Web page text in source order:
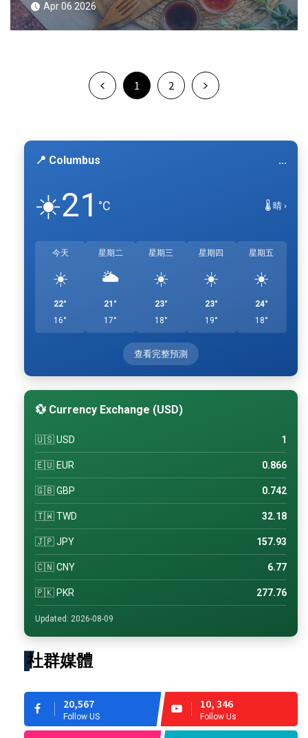
Apr 06 2026
1 2
📍 Columbus ...
☀️21 °C 🌡️ 晴 ›
今天
☀️
22°
16°
星期二
🌥️
21°
17°
星期三
☀️
23°
18°
星期四
☀️
23°
19°
星期五
☀️
24°
18°
查看完整預測
💱 Currency Exchange (USD)
🇺🇸 USD 1
🇪🇺 EUR 0.866
🇬🇧 GBP 0.742
🇹🇼 TWD 32.18
🇯🇵 JPY 157.93
🇨🇳 CNY 6.77
🇵🇰 PKR 277.76
Updated: 2026-08-09
社群媒體
20,567
Follow US
10, 346
Follow Us